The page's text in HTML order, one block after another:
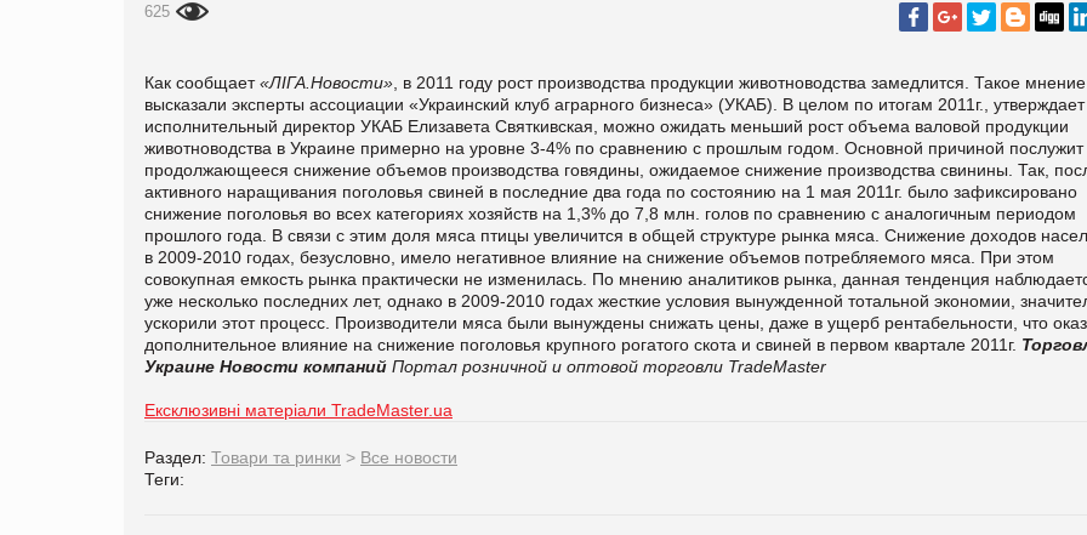
625
Как сообщает «ЛIГА.Новости» , в 2011 году рост производства продукции животноводства замедлится. Такое мнение
высказали эксперты ассоциации «Украинский клуб аграрного бизнеса» (УКАБ). В целом по итогам 2011г., утверждает
исполнительный директор УКАБ Елизавета Святкивская, можно ожидать меньший рост объема валовой продукции
животноводства в Украине примерно на уровне 3-4% по сравнению с прошлым годом. Основной причиной послужит
продолжающееся снижение объемов производства говядины, ожидаемое снижение производства свинины. Так,
активного наращивания поголовья свиней в последние два года по состоянию на 1 мая 2011г. было зафиксировано
снижение поголовья во всех категориях хозяйств на 1,3% до 7,8 млн. голов по сравнению с аналогичным периодом
прошлого года. В связи с этим доля мяса птицы увеличится в общей структуре рынка мяса. Снижение доходов
в 2009-2010 годах, безусловно, имело негативное влияние на снижение объемов потребляемого мяса. При этом
совокупная емкость рынка практически не изменилась. По мнению аналитиков рынка, данная тенденция
уже несколько последних лет, однако в 2009-2010 годах жесткие условия вынужденной тотальной экономии,
ускорили этот процесс. Производители мяса были вынуждены снижать цены, даже в ущерб рентабельности, что
дополнительное влияние на снижение поголовья крупного рогатого скота и свиней в первом квартале 2011г.
Украине Новости компаний Портал розничной и оптовой торговли TradeMaster
Ексклюзивні матеріали TradeMaster.ua
Раздел: Товари та ринки > Все новости
Теги: